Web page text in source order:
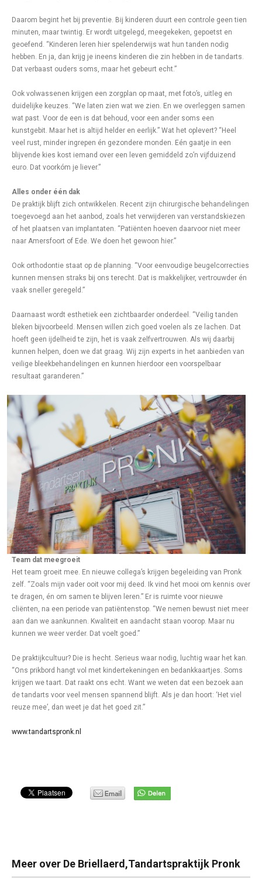
Daarom begint het bij preventie. Bij kinderen duurt een controle geen tien
minuten, maar twintig. Er wordt uitgelegd, meegekeken, gepoetst en
geoefend. “Kinderen leren hier spelenderwijs wat hun tanden nodig
hebben. En ja, dan krijg je ineens kinderen die zin hebben in de tandarts.
Dat verbaast ouders soms, maar het gebeurt echt.”
Ook volwassenen krijgen een zorgplan op maat, met foto’s, uitleg en
duidelijke keuzes. “We laten zien wat we zien. En we overleggen samen
wat past. Voor de een is dat behoud, voor een ander soms een
kunstgebit. Maar het is altijd helder en eerlijk.” Wat het oplevert? “Heel
veel rust, minder ingrepen én gezondere monden. Eén gaatje in een
blijvende kies kost iemand over een leven gemiddeld zo’n vijfduizend
euro. Dat voorkóm je liever.”
Alles onder één dak
De praktijk blijft zich ontwikkelen. Recent zijn chirurgische behandelingen
toegevoegd aan het aanbod, zoals het verwijderen van verstandskiezen
of het plaatsen van implantaten. “Patiënten hoeven daarvoor niet meer
naar Amersfoort of Ede. We doen het gewoon hier.”
Ook orthodontie staat op de planning. “Voor eenvoudige beugelcorrecties
kunnen mensen straks bij ons terecht. Dat is makkelijker, vertrouwder én
vaak sneller geregeld.”
Daarnaast wordt esthetiek een zichtbaarder onderdeel. “Veilig tanden
bleken bijvoorbeeld. Mensen willen zich goed voelen als ze lachen. Dat
hoeft geen ijdelheid te zijn, het is vaak zelfvertrouwen. Als wij daarbij
kunnen helpen, doen we dat graag. Wij zijn experts in het aanbieden van
veilige bleekbehandelingen en kunnen hierdoor een voorspelbaar
resultaat garanderen.”
Team dat meegroeit
Het team groeit mee. En nieuwe collega’s krijgen begeleiding van Pronk
zelf. “Zoals mijn vader ooit voor mij deed. Ik vind het mooi om kennis over
te dragen, én om samen te blijven leren.” Er is ruimte voor nieuwe
cliënten, na een periode van patiëntenstop. “We nemen bewust niet meer
aan dan we aankunnen. Kwaliteit en aandacht staan voorop. Maar nu
kunnen we weer verder. Dat voelt goed.”
De praktijkcultuur? Die is hecht. Serieus waar nodig, luchtig waar het kan.
“Ons prikbord hangt vol met kindertekeningen en bedankkaartjes. Soms
krijgen we taart. Dat raakt ons echt. Want we weten dat een bezoek aan
de tandarts voor veel mensen spannend blijft. Als je dan hoort: ‘Het viel
reuze mee’, dan weet je dat het goed zit.”
www.tandartspronk.nl
Meer over De Briellaerd,Tandartspraktijk Pronk